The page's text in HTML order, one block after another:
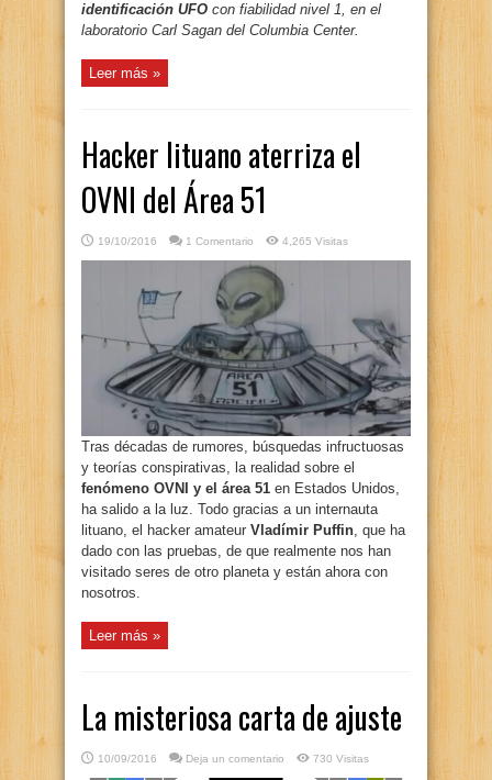
identificación UFO con fiabilidad nivel 1, en el
laboratorio Carl Sagan del Columbia Center.
Leer más »
Hacker lituano aterriza el
OVNI del Área 51
19/10/2016 1 Comentario 4,265 Visitas
Tras décadas de rumores, búsquedas infructuosas
y teorías conspirativas, la realidad sobre el
fenómeno OVNI y el área 51 en Estados Unidos,
ha salido a la luz. Todo gracias a un internauta
lituano, el hacker amateur Vladímir Puffin, que ha
dado con las pruebas, de que realmente nos han
visitado seres de otro planeta y están ahora con
nosotros.
Leer más »
La misteriosa carta de ajuste
10/09/2016 Deja un comentario 730 Visitas